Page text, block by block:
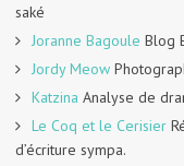
saké
Joranne Bagoule Blog
Jordy Meow
Katzina Analyse de
Le Coq et le Cerisier
d’écriture sympa.